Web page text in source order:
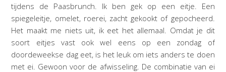
tijdens de Paasbrunch. Ik ben gek op een eitje. Een
spiegeleitje, omelet, roerei, zacht gekookt of gepocheerd.
Het maakt me niets uit, ik eet het allemaal. Omdat je dit
soort eitjes vast ook wel eens op een zondag of
doordeweekse dag eet, is het leuk om iets anders te doen
met ei. Gewoon voor de afwisseling. De combinatie van ei